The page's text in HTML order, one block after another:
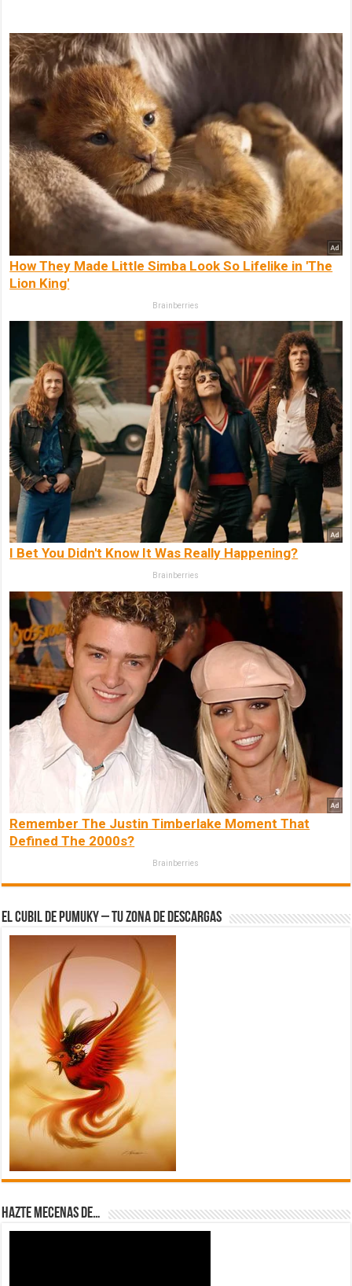
How They Made Little Simba Look So Lifelike in 'The
Lion King'
Brainberries
I Bet You Didn't Know It Was Really Happening?
Brainberries
Remember The Justin Timberlake Moment That
Defined The 2000s?
Brainberries
El Cubil de Pumuky – Tu zona de Descargas
Hazte Mecenas de…